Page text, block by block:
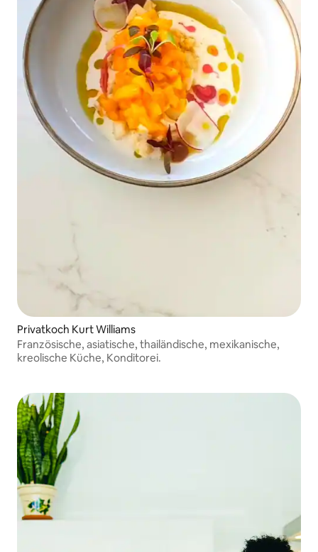
Privatkoch Kurt Williams
Französische, asiatische, thailändische, mexikanische,
kreolische Küche, Konditorei.